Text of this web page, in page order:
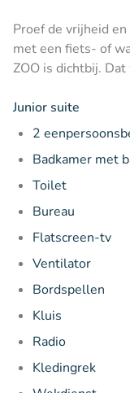
Proef de vrijheid
met een fiets- of
ZOO is dichtbij.
Junior suite
2
Badkamer met
Toilet
Bureau
Flatscreen-tv
Ventilator
Bordspellen
Kluis
Radio
Kledingrek